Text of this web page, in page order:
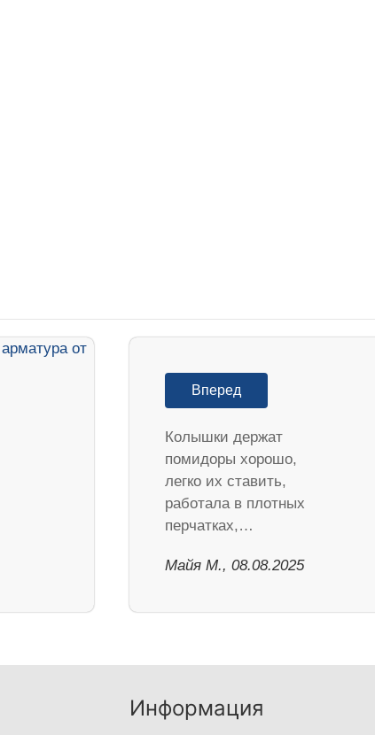
Вперед
Колышки держат
помидоры хорошо,
легко их ставить,
работала в плотных
перчатках,…
Майя М., 08.08.2025
Информация